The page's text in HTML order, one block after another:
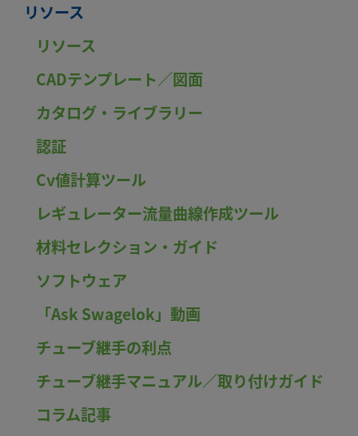
リソース
リソース
CADテンプレート／図面
カタログ・ライブラリー
認証
Cv値計算ツール
レギュレーター流量曲線作成ツール
材料セレクション・ガイド
ソフトウェア
「Ask Swagelok」動画
チューブ継手の利点
チューブ継手マニュアル／取り付けガイド
コラム記事